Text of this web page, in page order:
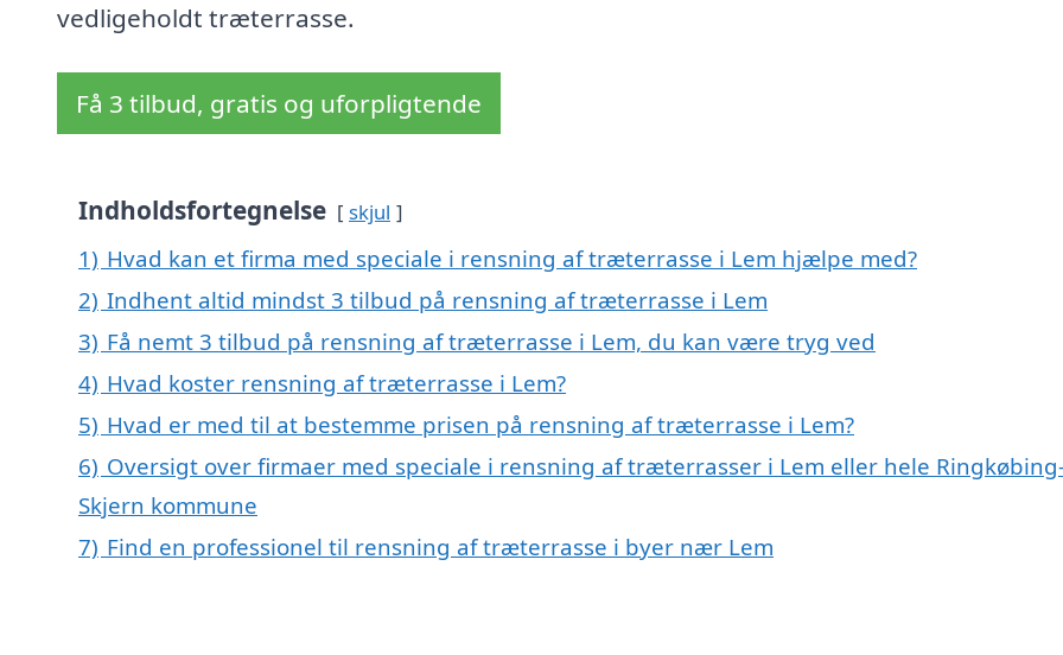
vedligeholdt træterrasse.
Få 3 tilbud, gratis og uforpligtende
Indholdsfortegnelse skjul
1) Hvad kan et firma med speciale i rensning af træterrasse i Lem hjælpe med?
2) Indhent altid mindst 3 tilbud på rensning af træterrasse i Lem
3) Få nemt 3 tilbud på rensning af træterrasse i Lem, du kan være tryg ved
4) Hvad koster rensning af træterrasse i Lem?
5) Hvad er med til at bestemme prisen på rensning af træterrasse i Lem?
6) Oversigt over firmaer med speciale i rensning af træterrasser i Lem eller hele
Skjern kommune
7) Find en professionel til rensning af træterrasse i byer nær Lem